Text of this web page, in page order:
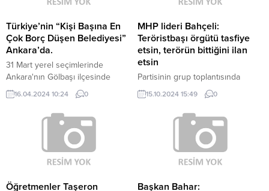
Türkiye’nin “Kişi Başına En
Çok Borç Düşen Belediyesi”
Ankara’da.
31 Mart yerel seçimlerinde
Ankara'nın Gölbaşı ilçesinde
CHP’den Belediye Başkanı
seçilen Yakup Odabaşı,
Türkiye'nin kişi başına en çok
borç düşen belediyesinin Gölbaşı
olduğunu belirtti. Odabaşı,
belediyenin, yaklaşık 1 milyar 60
milyon TL borcu bulunduğunu
personel bulunduğunu da ifade
16.04.2024 10:24 0
MHP lideri Bahçeli:
Teröristbaşı örgütü tasfiye
etsin, terörün bittiğini ilan
etsin
Partisinin grup toplantısında
konuşan MHP lideri Devlet
Bahçeli, siyasetteki 'çözüm
süreci' tartışmasına tepki
gösterdi. PKK terör örgütünün
elebaşı Abdullah Öcalan'a çağrı
yapan Bahçeli, "Türkiye'ye
getirilirken 'her türlü hizmete
buyursun terörün bittiğini,
15.10.2024 15:49 0
Öğretmenler Taşeron
Başkan Bahar: